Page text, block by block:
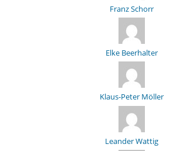
Franz Schorr
Elke Beerhalter
Klaus-Peter Möller
Leander Wattig